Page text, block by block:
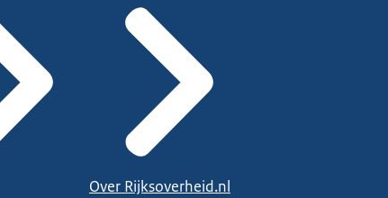
Over Rijksoverheid.nl